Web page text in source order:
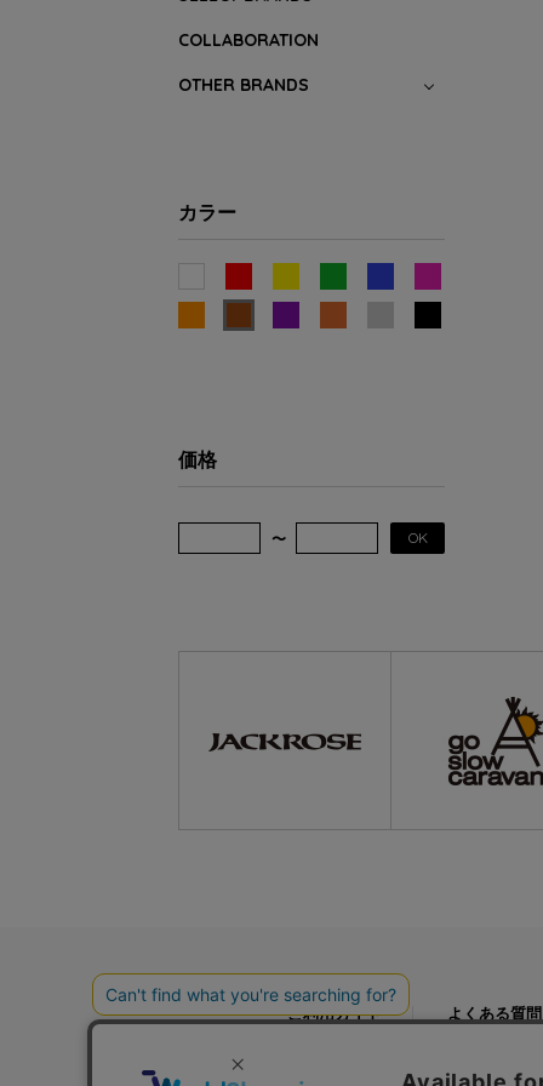
COLLABORATION
OTHER BRANDS
カラー
価格
OK
ご利用ガイド よくある質問